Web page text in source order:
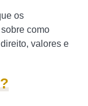
os
como
valores e